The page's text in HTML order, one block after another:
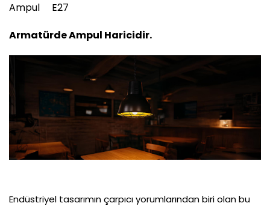
Ampul E27
Armatürde Ampul Haricidir.
Endüstriyel tasarımın çarpıcı yorumlarından biri olan bu